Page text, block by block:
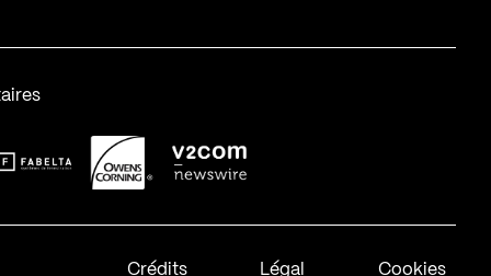
Crédits Légal Cookies